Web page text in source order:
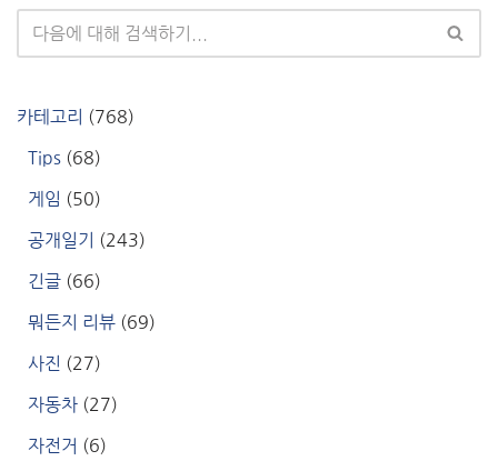
카테고리 (768)
Tips (68)
게임 (50)
공개일기 (243)
긴글 (66)
뭐든지 리뷰 (69)
사진 (27)
자동차 (27)
자전거 (6)